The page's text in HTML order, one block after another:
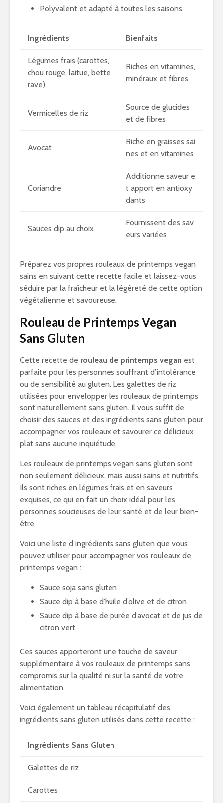
Polyvalent et adapté à toutes les saisons.
Ingrédients Bienfaits
Légumes frais (carottes,
chou rouge, laitue, bette
rave)
Riches en vitamines,
minéraux et fibres
Vermicelles de riz
Source de glucides
et de fibres
Avocat
Riche en graisses sai
nes et en vitamines
Coriandre
Additionne saveur e
t apport en antioxy
dants
Sauces dip au choix
Fournissent des sav
eurs variées
Préparez vos propres rouleaux de printemps vegan
sains en suivant cette recette facile et laissez-vous
séduire par la fraîcheur et la légèreté de cette option
végétalienne et savoureuse.
Rouleau de Printemps Vegan
Sans Gluten
Cette recette de rouleau de printemps vegan est
parfaite pour les personnes souffrant d’intolérance
ou de sensibilité au gluten. Les galettes de riz
utilisées pour envelopper les rouleaux de printemps
sont naturellement sans gluten. Il vous suffit de
choisir des sauces et des ingrédients sans gluten pour
accompagner vos rouleaux et savourer ce délicieux
plat sans aucune inquiétude.
Les rouleaux de printemps vegan sans gluten sont
non seulement délicieux, mais aussi sains et nutritifs.
Ils sont riches en légumes frais et en saveurs
exquises, ce qui en fait un choix idéal pour les
personnes soucieuses de leur santé et de leur bien-
être.
Voici une liste d’ingrédients sans gluten que vous
pouvez utiliser pour accompagner vos rouleaux de
printemps vegan :
Sauce soja sans gluten
Sauce dip à base d’huile d’olive et de citron
Sauce dip à base de purée d’avocat et de jus de
citron vert
Ces sauces apporteront une touche de saveur
supplémentaire à vos rouleaux de printemps sans
compromis sur la qualité ni sur la santé de votre
alimentation.
Voici également un tableau récapitulatif des
ingrédients sans gluten utilisés dans cette recette :
Ingrédients Sans Gluten
Galettes de riz
Carottes